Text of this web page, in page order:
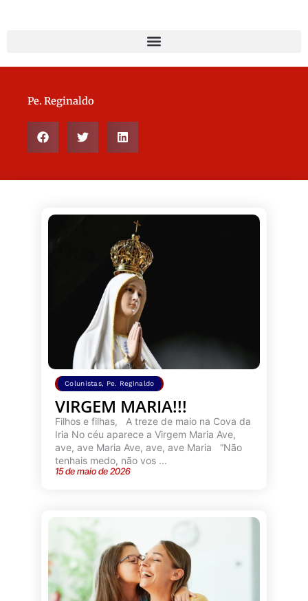
Pe. Reginaldo
Colunistas, Pe. Reginaldo
VIRGEM MARIA!!!
Filhos e filhas, A treze de maio na Cova da
Iria No céu aparece a Virgem Maria Ave,
ave, ave Maria Ave, ave, ave Maria “Não
tenhais medo, não vos ...
15 de maio de 2026
PagePagePagePagePage